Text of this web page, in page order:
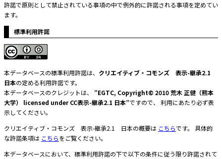
許諾で原則として禁止されている事項の中で例外的に許諾される事項を定めてい
ます。
標準利用許諾
本データベースの標準利用許諾は、 クリエイティブ・コモンズ 表示-継承2.1
日本の定める利用許諾です。
本データベースのクレジットは、 ”EGTC, Copyright© 2010 荒木 正健（熊本
大学）
licensed under CC表示-継承2.1 日本”ですので、 利用にあたり必ず表
示してください。
クリエイティブ・コモンズ 表示-継承2.1 日本の概要は こちらです。 具体的
な許諾条項は こちらをご覧ください。
本データベースにおいて、標準利用許諾の下で以下の条件に従う限り許諾されて